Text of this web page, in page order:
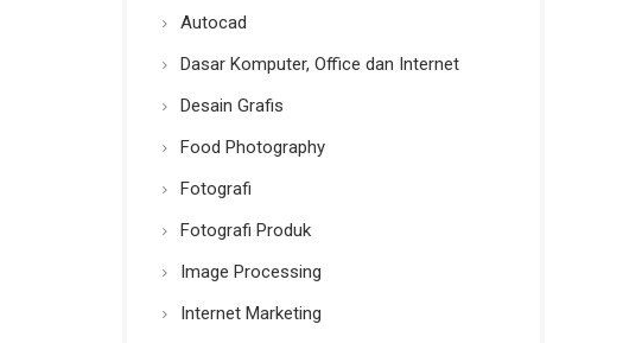
Autocad
Dasar Komputer, Office dan Internet
Desain Grafis
Food Photography
Fotografi
Fotografi Produk
Image Processing
Internet Marketing